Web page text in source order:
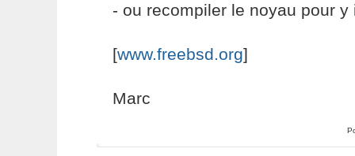
- ou recompiler le noyau pour y
[www.freebsd.org]
Marc